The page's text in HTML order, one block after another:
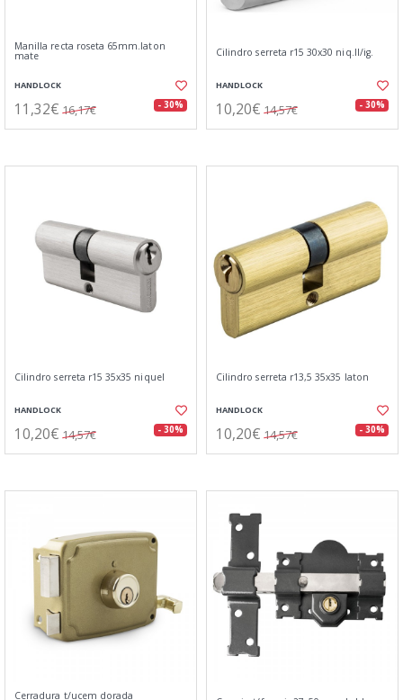
Manilla recta roseta 65mm.laton
mate
HANDLOCK
11,32€ 16,17€ - 30%
Cilindro serreta r15 30x30 niq.ll/ig.
HANDLOCK
10,20€ 14,57€ - 30%
Cilindro serreta r15 35x35 niquel
HANDLOCK
10,20€ 14,57€ - 30%
Cilindro serreta r13,5 35x35 laton
HANDLOCK
10,20€ 14,57€ - 30%
Cerradura t/ucem dorada